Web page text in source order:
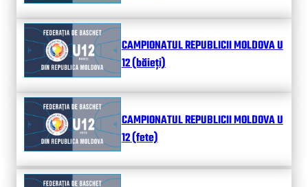
CAMPIONATUL REPUBLICII MOLDOVA U
12 (băieți)
CAMPIONATUL REPUBLICII MOLDOVA U
12 (fete)